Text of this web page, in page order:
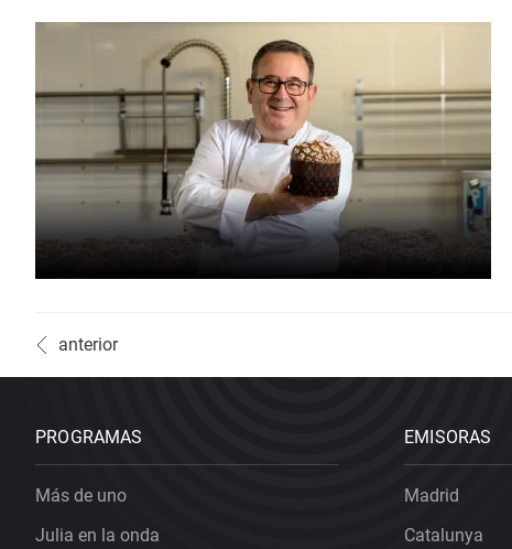
anterior
PROGRAMAS
Más de uno
Julia en la onda
EMISORAS
Madrid
Catalunya